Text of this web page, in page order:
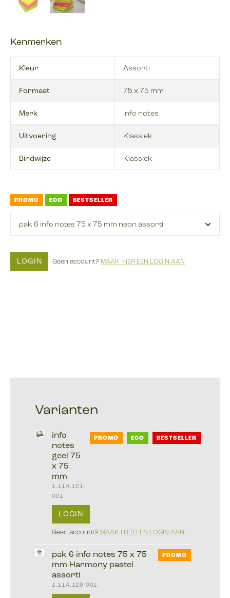
Kenmerken
Kleur Assorti
Formaat 75 x 75 mm
Merk info notes
Uitvoering Klassiek
Bindwijze Klassiek
PROMO ECO BESTSELLER
pak 6 info notes 75 x 75 mm neon assorti
LOGIN Geen account? MAAK HIER EEN LOGIN AAN
Varianten
info
notes
geel 75
x 75
mm
1.114.121-
001
PROMO ECO BESTSELLER
LOGIN
Geen account? MAAK HIER EEN LOGIN AAN
pak 6 info notes 75 x 75
mm Harmony pastel
assorti
1.114.129-001
PROMO